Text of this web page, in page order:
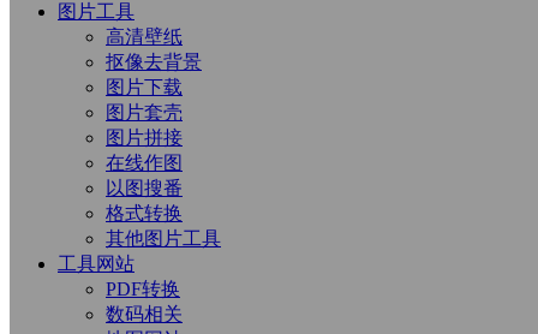
图片工具
高清壁纸
抠像去背景
图片下载
图片套壳
图片拼接
在线作图
以图搜番
格式转换
其他图片工具
工具网站
PDF转换
数码相关